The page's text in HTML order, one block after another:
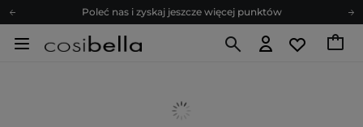
Poleć nas i zyskaj jeszcze więcej punktów
Zapisz się na newsletter pełen porad
Poleć nas i zyskaj jeszcze więcej punktów